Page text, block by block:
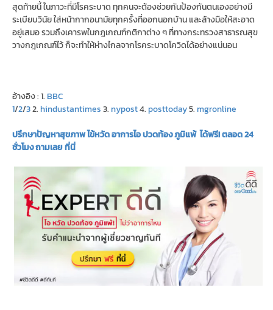
สุดท้ายนี้ ในภาวะที่มีโรคระบาด ทุกคนจะต้องช่วยกันป้องกันตนเองอย่างมี
ระเบียบวินัย ใส่หน้ากากอนามัยทุกครั้งที่ออกนอกบ้าน และล้างมือให้สะอาด
อยู่เสมอ รวมถึงเคารพในกฎเกณฑ์กติกาต่าง ๆ ที่ทางกระทรวงสาธารณสุข
วางกฎเกณฑ์ไว้ ก็จะทำให้ห่างไกลจากโรคระบาดโควิดได้อย่างแน่นอน
อ้างอิง : 1. BBC
1/2/32. hindustantimes 3. nypost4. posttoday5. mgronline
ปรึกษาปัญหาสุขภาพ ไข้หวัด อาการไอ ปวดท้อง ภูมิแพ้ ได้ฟรี! ตลอด 24
ชั่วโมง ถามเลย ที่นี่